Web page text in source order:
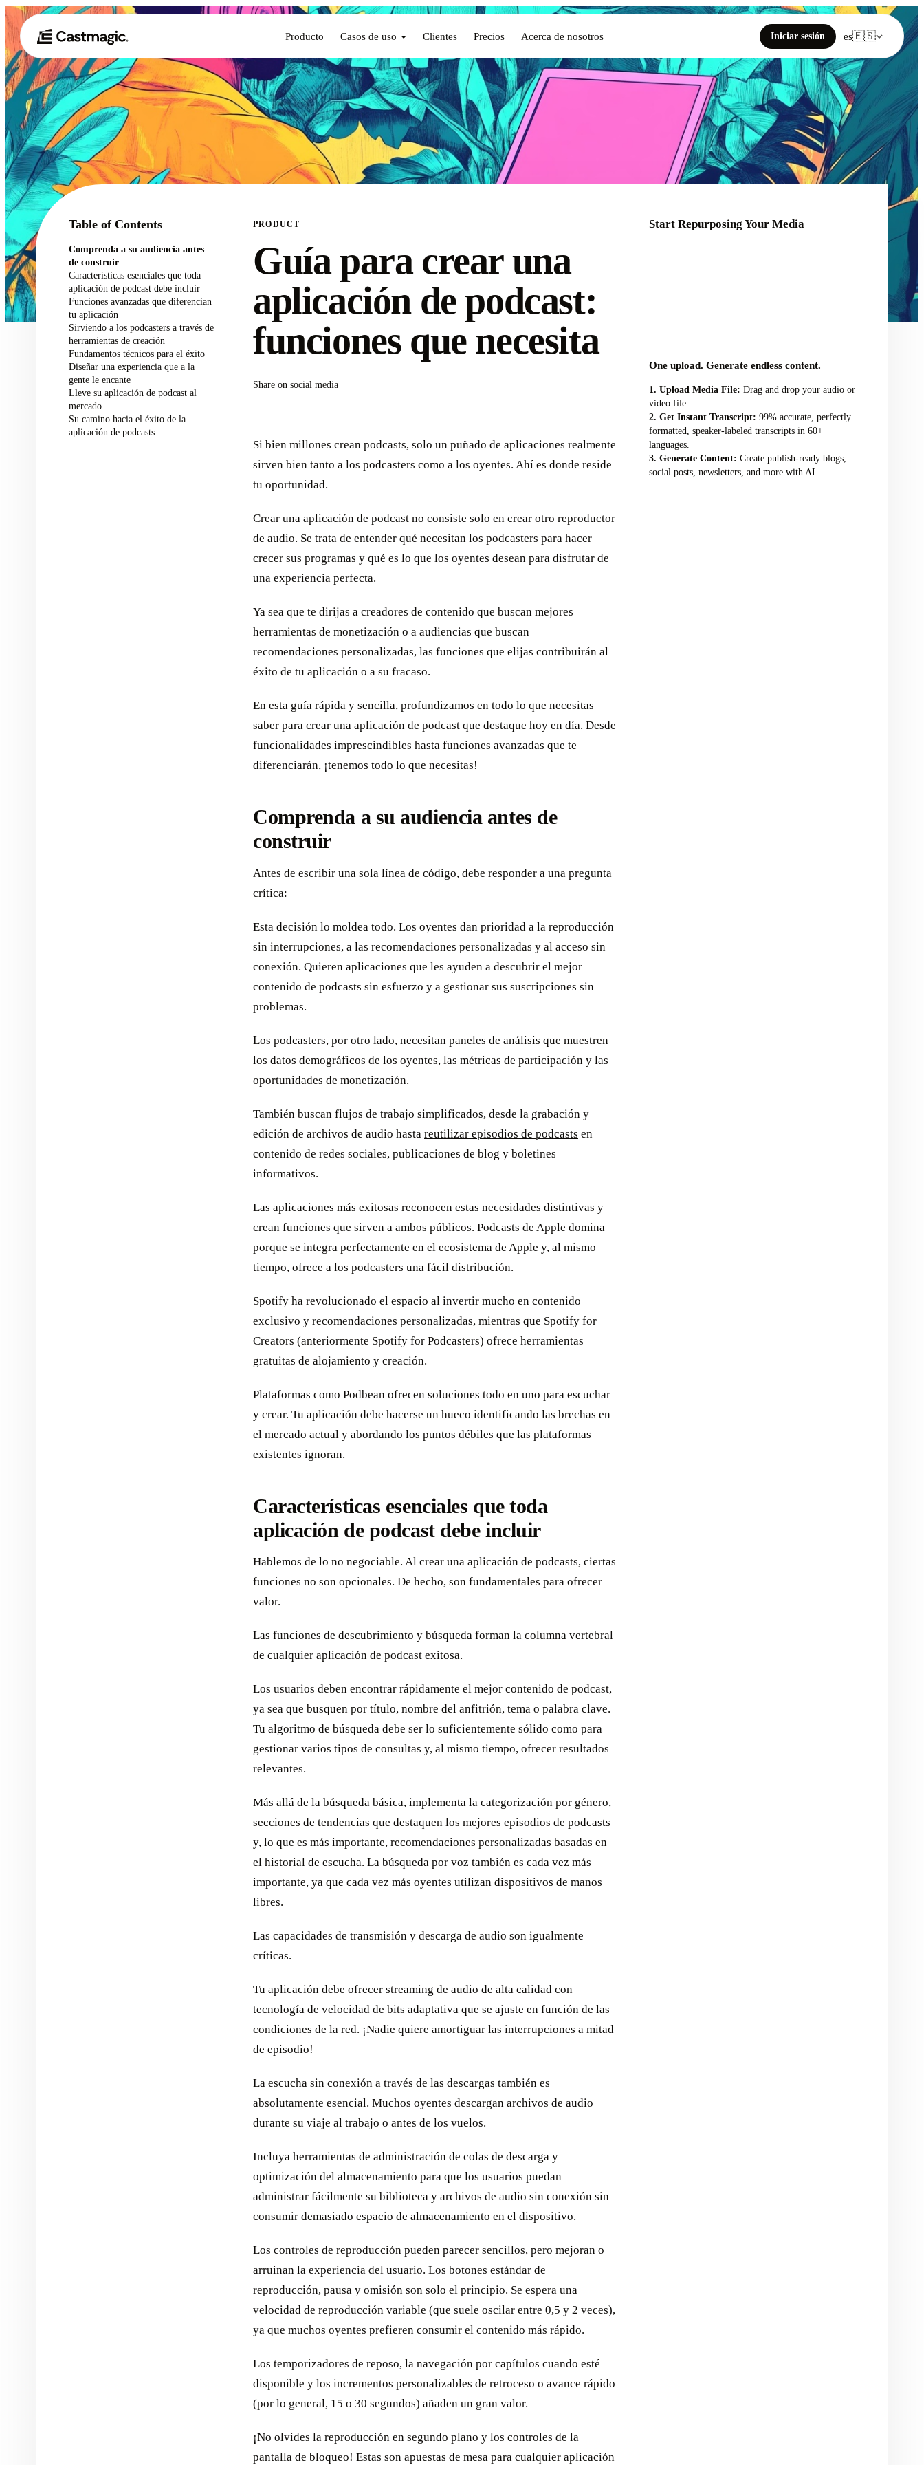
Producto Casos de uso Clientes Precios Acerca de nosotros Iniciar sesión es🇪🇸
Table of Contents
Comprenda a su audiencia antes
de construir
Características esenciales que toda
aplicación de podcast debe incluir
Funciones avanzadas que diferencian
tu aplicación
Sirviendo a los podcasters a través de
herramientas de creación
Fundamentos técnicos para el éxito
Diseñar una experiencia que a la
gente le encante
Lleve su aplicación de podcast al
mercado
Su camino hacia el éxito de la
aplicación de podcasts
PRODUCT
Guía para crear una
aplicación de podcast:
funciones que necesita
Share on social media
Si bien millones crean podcasts, solo un puñado de aplicaciones realmente
sirven bien tanto a los podcasters como a los oyentes. Ahí es donde reside
tu oportunidad.
Crear una aplicación de podcast no consiste solo en crear otro reproductor
de audio. Se trata de entender qué necesitan los podcasters para hacer
crecer sus programas y qué es lo que los oyentes desean para disfrutar de
una experiencia perfecta.
Ya sea que te dirijas a creadores de contenido que buscan mejores
herramientas de monetización o a audiencias que buscan
recomendaciones personalizadas, las funciones que elijas contribuirán al
éxito de tu aplicación o a su fracaso.
En esta guía rápida y sencilla, profundizamos en todo lo que necesitas
saber para crear una aplicación de podcast que destaque hoy en día. Desde
funcionalidades imprescindibles hasta funciones avanzadas que te
diferenciarán, ¡tenemos todo lo que necesitas!
Comprenda a su audiencia antes de
construir
Antes de escribir una sola línea de código, debe responder a una pregunta
crítica:
Esta decisión lo moldea todo. Los oyentes dan prioridad a la reproducción
sin interrupciones, a las recomendaciones personalizadas y al acceso sin
conexión. Quieren aplicaciones que les ayuden a descubrir el mejor
contenido de podcasts sin esfuerzo y a gestionar sus suscripciones sin
problemas.
Los podcasters, por otro lado, necesitan paneles de análisis que muestren
los datos demográficos de los oyentes, las métricas de participación y las
oportunidades de monetización.
También buscan flujos de trabajo simplificados, desde la grabación y
edición de archivos de audio hasta reutilizar episodios de podcasts en
contenido de redes sociales, publicaciones de blog y boletines
informativos.
Las aplicaciones más exitosas reconocen estas necesidades distintivas y
crean funciones que sirven a ambos públicos. Podcasts de Apple domina
porque se integra perfectamente en el ecosistema de Apple y, al mismo
tiempo, ofrece a los podcasters una fácil distribución.
Spotify ha revolucionado el espacio al invertir mucho en contenido
exclusivo y recomendaciones personalizadas, mientras que Spotify for
Creators (anteriormente Spotify for Podcasters) ofrece herramientas
gratuitas de alojamiento y creación.
Plataformas como Podbean ofrecen soluciones todo en uno para escuchar
y crear. Tu aplicación debe hacerse un hueco identificando las brechas en
el mercado actual y abordando los puntos débiles que las plataformas
existentes ignoran.
Características esenciales que toda
aplicación de podcast debe incluir
Hablemos de lo no negociable. Al crear una aplicación de podcasts, ciertas
funciones no son opcionales. De hecho, son fundamentales para ofrecer
valor.
Las funciones de descubrimiento y búsqueda forman la columna vertebral
de cualquier aplicación de podcast exitosa.
Los usuarios deben encontrar rápidamente el mejor contenido de podcast,
ya sea que busquen por título, nombre del anfitrión, tema o palabra clave.
Tu algoritmo de búsqueda debe ser lo suficientemente sólido como para
gestionar varios tipos de consultas y, al mismo tiempo, ofrecer resultados
relevantes.
Más allá de la búsqueda básica, implementa la categorización por género,
secciones de tendencias que destaquen los mejores episodios de podcasts
y, lo que es más importante, recomendaciones personalizadas basadas en
el historial de escucha. La búsqueda por voz también es cada vez más
importante, ya que cada vez más oyentes utilizan dispositivos de manos
libres.
Las capacidades de transmisión y descarga de audio son igualmente
críticas.
Tu aplicación debe ofrecer streaming de audio de alta calidad con
tecnología de velocidad de bits adaptativa que se ajuste en función de las
condiciones de la red. ¡Nadie quiere amortiguar las interrupciones a mitad
de episodio!
La escucha sin conexión a través de las descargas también es
absolutamente esencial. Muchos oyentes descargan archivos de audio
durante su viaje al trabajo o antes de los vuelos.
Incluya herramientas de administración de colas de descarga y
optimización del almacenamiento para que los usuarios puedan
administrar fácilmente su biblioteca y archivos de audio sin conexión sin
consumir demasiado espacio de almacenamiento en el dispositivo.
Los controles de reproducción pueden parecer sencillos, pero mejoran o
arruinan la experiencia del usuario. Los botones estándar de
reproducción, pausa y omisión son solo el principio. Se espera una
velocidad de reproducción variable (que suele oscilar entre 0,5 y 2 veces),
ya que muchos oyentes prefieren consumir el contenido más rápido.
Los temporizadores de reposo, la navegación por capítulos cuando esté
disponible y los incrementos personalizables de retroceso o avance rápido
(por lo general, 15 o 30 segundos) añaden un gran valor.
¡No olvides la reproducción en segundo plano y los controles de la
pantalla de bloqueo! Estas son apuestas de mesa para cualquier aplicación
Start Repurposing Your Media
One upload. Generate endless content.
Upload Media File: Drag and drop your audio or
video file.
Get Instant Transcript: 99% accurate, perfectly
formatted, speaker-labeled transcripts in 60+
languages.
Generate Content: Create publish-ready blogs,
social posts, newsletters, and more with AI.